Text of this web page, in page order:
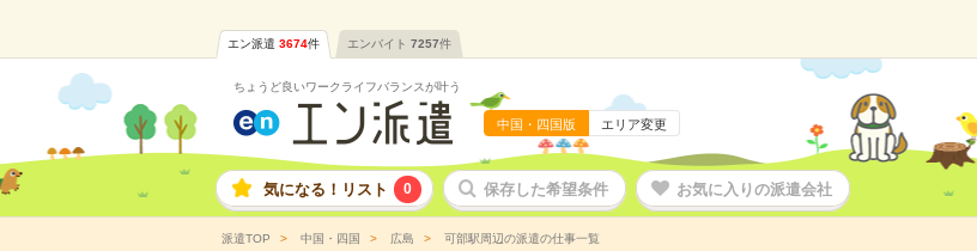
エン派遣 3674件 エンバイト 7257件
ちょうど良いワークライフバランスが叶う
中国・四国版 エリア変更
気になる！リスト 0 保存した希望条件 お気に入りの派遣会社
派遣TOP 中国・四国 広島 可部駅周辺の派遣の仕事一覧